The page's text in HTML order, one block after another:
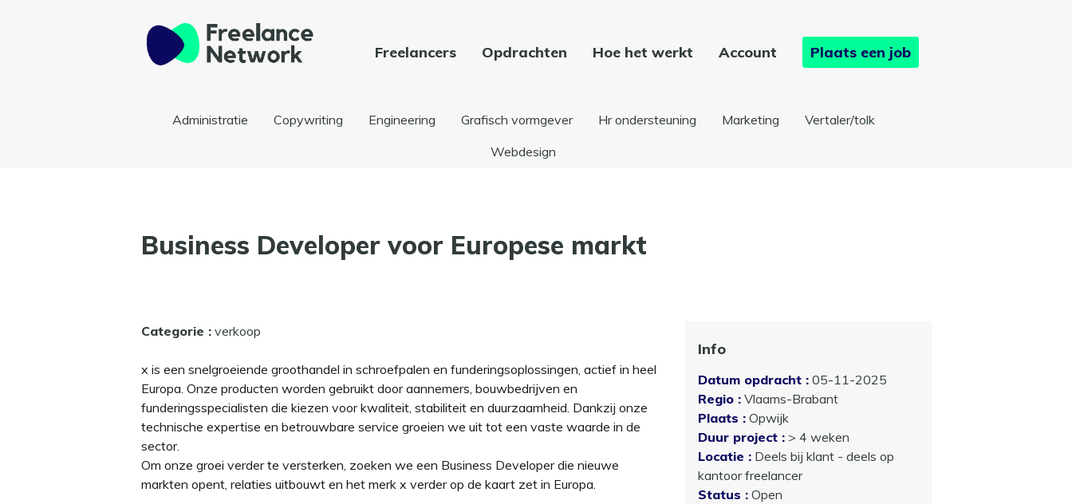
Freelancers Opdrachten Hoe het werkt Account Plaats een job
Administratie Copywriting Engineering Grafisch vormgever Hr ondersteuning Marketing
Vertaler/tolk
Webdesign
Business Developer voor Europese markt
Categorie : verkoop
x is een snelgroeiende groothandel in schroefpalen en funderingsoplossingen, actief in heel
Europa. Onze producten worden gebruikt door aannemers, bouwbedrijven en
funderingsspecialisten die kiezen voor kwaliteit, stabiliteit en duurzaamheid. Dankzij onze
technische expertise en betrouwbare service groeien we uit tot een vaste waarde in de
sector.
Om onze groei verder te versterken, zoeken we een Business Developer die nieuwe
markten opent, relaties uitbouwt en het merk x verder op de kaart zet in Europa.
Info
Datum opdracht : 05-11-2025
Regio : Vlaams-Brabant
Plaats : Opwijk
Duur project : > 4 weken
Locatie : Deels bij klant - deels op
kantoor freelancer
Status : Open